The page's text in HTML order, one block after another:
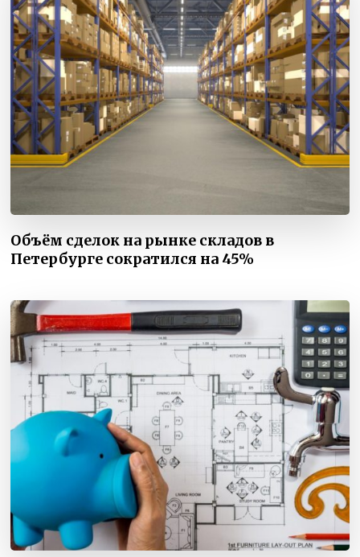
Объём сделок на рынке складов в
Петербурге сократился на 45%